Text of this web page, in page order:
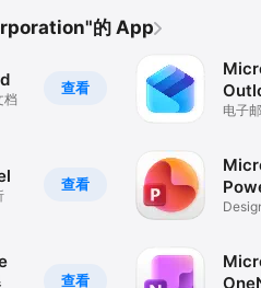
的 App
查看
档
查看
查看
电子